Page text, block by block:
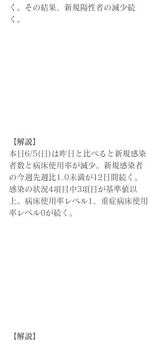
く。その結果、新規陽性者の減少続
く。
【解説】
本日6/5(日)は昨日と比べると新規感染
者数と病床使用率が減少。新規感染者
の今週先週比1.0未満が12日間続く。
感染の状況4項目中3項目が基準値以
上。病床使用率レベル1、重症病床使用
率レベル0が続く。
【解説】